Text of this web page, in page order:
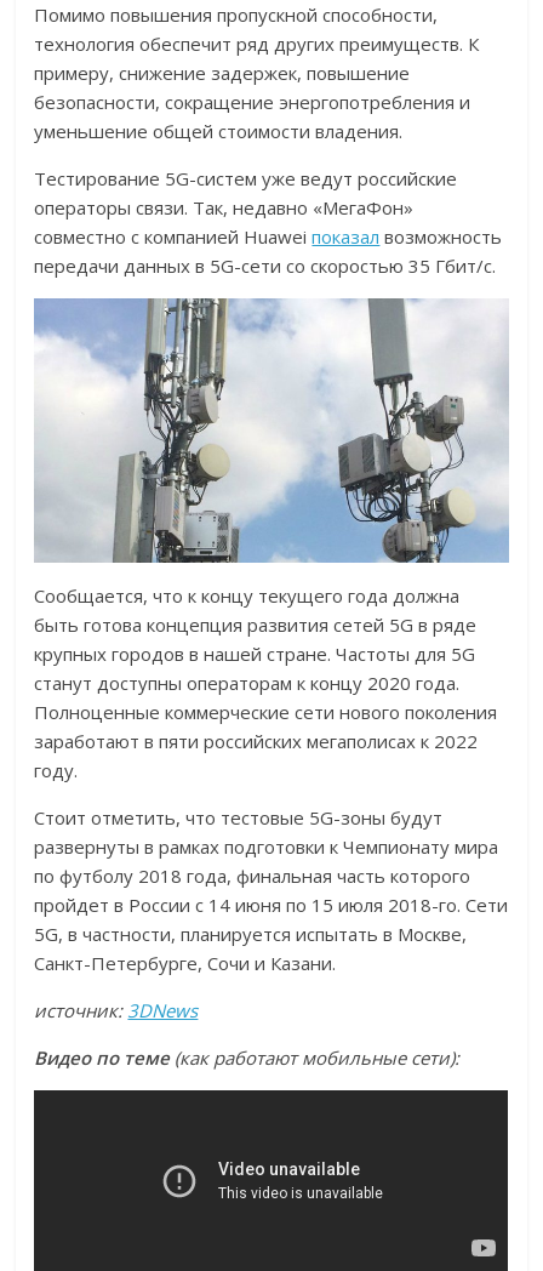
Помимо повышения пропускной способности,
технология обеспечит ряд других преимуществ. К
примеру, снижение задержек, повышение
безопасности, сокращение энергопотребления и
уменьшение общей стоимости владения.
Тестирование 5G-систем уже ведут российские
операторы связи. Так, недавно «МегаФон»
совместно с компанией Huaweiпоказал возможность
передачи данных в 5G-сети со скоростью 35 Гбит/с.
Сообщается, что к концу текущего года должна
быть готова концепция развития сетей 5G в ряде
крупных городов в нашей стране. Частоты для 5G
станут доступны операторам к концу 2020 года.
Полноценные коммерческие сети нового поколения
заработают в пяти российских мегаполисах к 2022
году.
Стоит отметить, что тестовые 5G-зоны будут
развернуты в рамках подготовки к Чемпионату мира
по футболу 2018 года, финальная часть которого
пройдет в России с 14 июня по 15 июля 2018-го. Сети
5G, в частности, планируется испытать в Москве,
Санкт-Петербурге, Сочи и Казани.
источник: 3DNews
Видео по теме(как работают мобильные сети):